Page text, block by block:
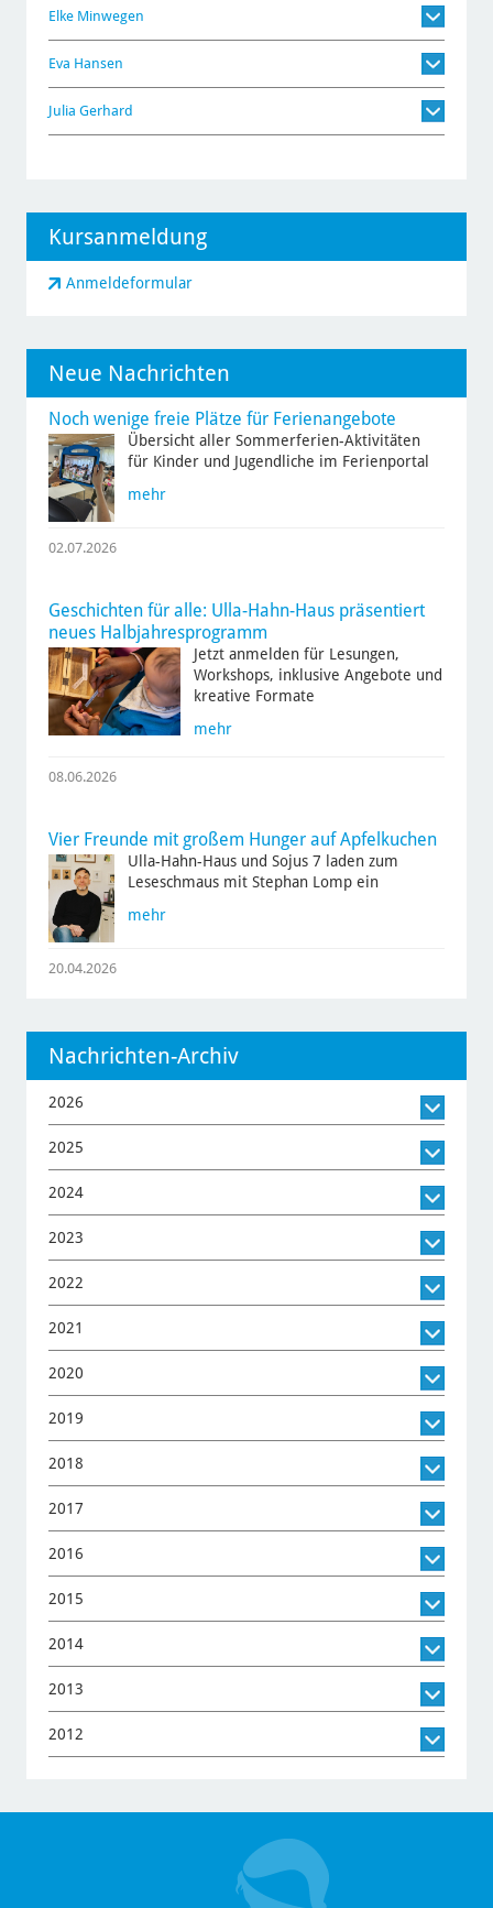
Elke Minwegen
Eva Hansen
Julia Gerhard
Kursanmeldung
Anmeldeformular
Neue Nachrichten
Noch wenige freie Plätze für Ferienangebote
Übersicht aller Sommerferien-Aktivitäten
für Kinder und Jugendliche im Ferienportal
mehr
02.07.2026
Geschichten für alle: Ulla-Hahn-Haus präsentiert
neues Halbjahresprogramm
Jetzt anmelden für Lesungen,
Workshops, inklusive Angebote und
kreative Formate
mehr
08.06.2026
Vier Freunde mit großem Hunger auf Apfelkuchen
Ulla-Hahn-Haus und Sojus 7 laden zum
Leseschmaus mit Stephan Lomp ein
mehr
20.04.2026
Nachrichten-Archiv
2026
2025
2024
2023
2022
2021
2020
2019
2018
2017
2016
2015
2014
2013
2012